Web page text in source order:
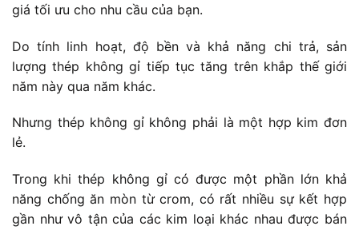
giá tối ưu cho nhu cầu của bạn.
Do tính linh hoạt, độ bền và khả năng chi trả, sản
lượng thép không gỉ tiếp tục tăng trên khắp thế giới
năm này qua năm khác.
Nhưng thép không gỉ không phải là một hợp kim đơn
lẻ.
Trong khi thép không gỉ có được một phần lớn khả
năng chống ăn mòn từ crom, có rất nhiều sự kết hợp
gần như vô tận của các kim loại khác nhau được bán